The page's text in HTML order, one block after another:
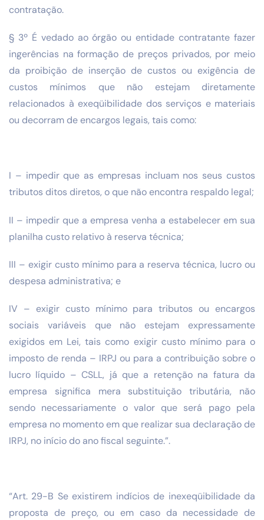
contratação.
§ 3º É vedado ao órgão ou entidade contratante fazer
ingerências na formação de preços privados, por meio
da proibição de inserção de custos ou exigência de
custos mínimos que não estejam diretamente
relacionados à exeqüibilidade dos serviços e materiais
ou decorram de encargos legais, tais como:
I – impedir que as empresas incluam nos seus custos
tributos ditos diretos, o que não encontra respaldo legal;
II – impedir que a empresa venha a estabelecer em sua
planilha custo relativo à reserva técnica;
III – exigir custo mínimo para a reserva técnica, lucro ou
despesa administrativa; e
IV – exigir custo mínimo para tributos ou encargos
sociais variáveis que não estejam expressamente
exigidos em Lei, tais como exigir custo mínimo para o
imposto de renda – IRPJ ou para a contribuição sobre o
lucro líquido – CSLL, já que a retenção na fatura da
empresa significa mera substituição tributária, não
sendo necessariamente o valor que será pago pela
empresa no momento em que realizar sua declaração de
IRPJ, no início do ano fiscal seguinte.”.
“Art. 29-B Se existirem indícios de inexeqüibilidade da
proposta de preço, ou em caso da necessidade de